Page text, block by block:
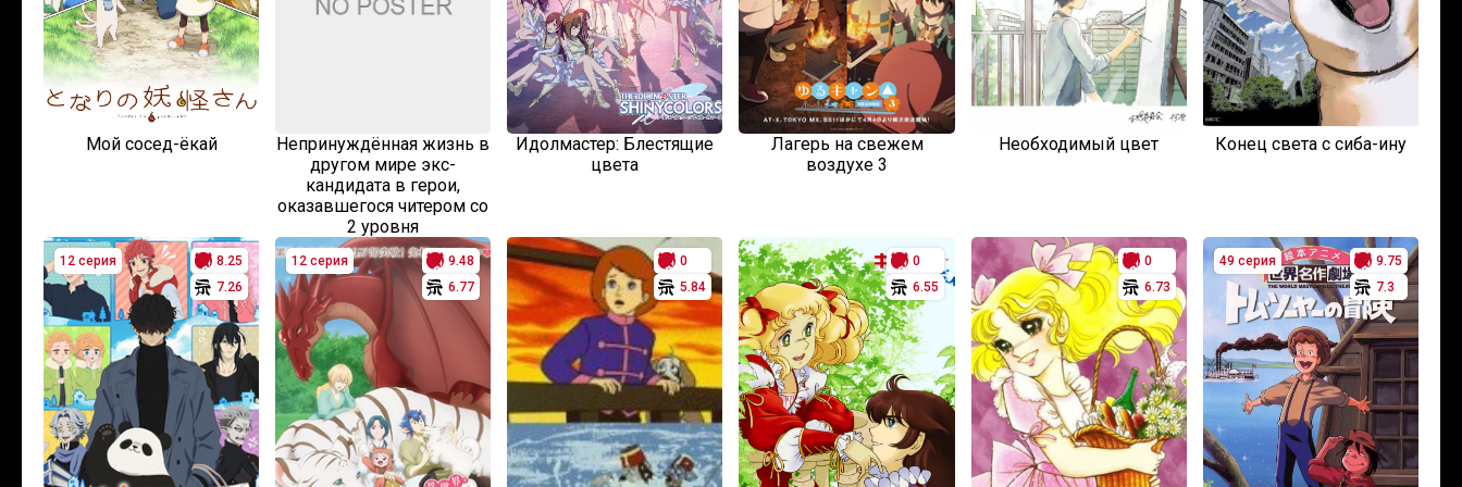
Мой сосед-ёкай
Непринуждённая жизнь в
другом мире экс-
кандидата в герои,
оказавшегося читером со
2 уровня
Идолмастер: Блестящие
цвета
Лагерь на свежем
воздухе 3
Необходимый цвет Конец света с сиба-ину
12 серия
8.25
7.26
12 серия
9.48
6.77
0
5.84
0
6.55
0
6.73
49 серия
9.75
7.3